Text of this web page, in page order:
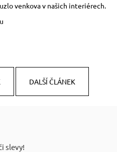
venkova v našich interiérech.
DALŠÍ ČLÁNEK
slevy!